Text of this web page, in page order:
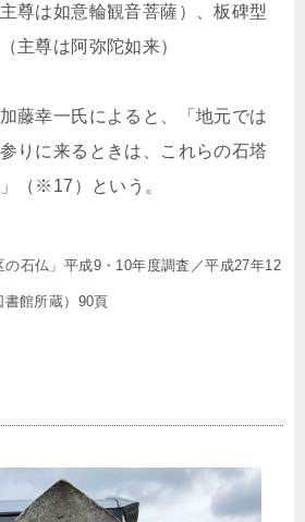
尊は如意輪観音菩薩）、板碑型
主尊は阿弥陀如来）
藤幸一氏によると、「地元では
りに来るときは、これらの石塔
（※17）という。
石仏」平成9・10年度調査／平成27年12
書館所蔵）90頁